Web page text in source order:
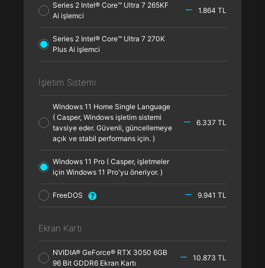
Series 2 Intel® Core™ Ultra 7 265KF
Ai işlemci
1.864 TL
Series 2 Intel® Core™ Ultra 7 270K
Plus Ai işlemci
İşletim Sistemi
Windows 11 Home Single Language
( Casper, Windows işletim sistemi
tavsiye eder. Güvenli, güncellemeye
açık ve stabil performans için. )
6.337 TL
Windows 11 Pro ( Casper, işletmeler
için Windows 11 Pro'yu öneriyor. )
FreeDOS 9.941 TL
Ekran Kartı
NVIDIA® GeForce® RTX 3050 6GB
96 Bit GDDR6 Ekran Kartı
10.873 TL